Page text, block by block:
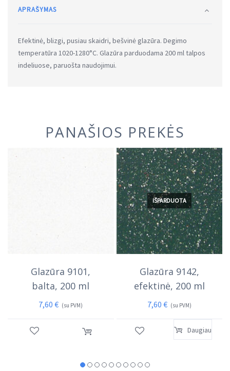
APRAŠYMAS
Efektinė, blizgi, pusiau skaidri, bešvinė glazūra. Degimo
temperatūra 1020-1280°C. Glazūra parduodama 200 ml talpos
indeliuose, paruošta naudojimui.
PANAŠIOS PREKĖS
Glazūra 9101,
balta, 200 ml
7,60€ (su PVM)
IŠPARDUOTA
Glazūra 9142,
efektinė, 200 ml
7,60 € (su PVM)
Daugiau